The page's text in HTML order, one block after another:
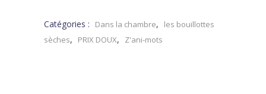
quantity
Catégories : Dans la chambre,
les bouillottes
sèches, PRIX DOUX, Z'ani-mots